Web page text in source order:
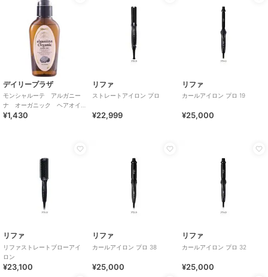
デイリープラザ
モンシャルーテ アルガニー
ナ オーガニック ヘアオイ
ル１３０ｍＬ
¥1,430
リファ
ストレートアイロン プロ
¥22,999
リファ
カールアイロン プロ 19
¥25,000
リファ
リファストレートブローアイ
ロン
¥23,100
リファ
カールアイロン プロ 38
¥25,000
リファ
カールアイロン プロ 32
¥25,000